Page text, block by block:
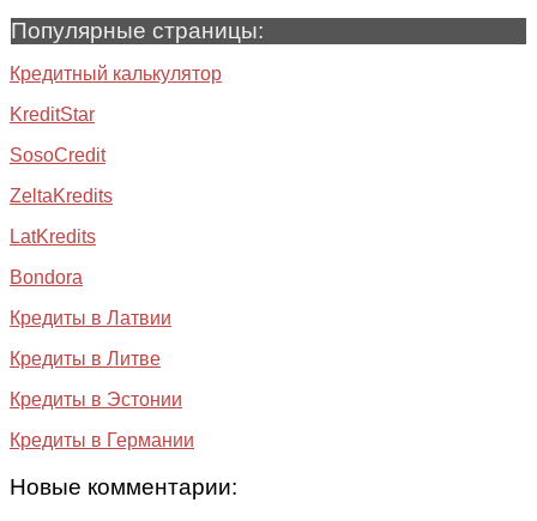
Популярные страницы:
Кредитный калькулятор
KreditStar
SosoCredit
ZeltaKredits
LatKredits
Bondora
Кредиты в Латвии
Кредиты в Литве
Кредиты в Эстонии
Кредиты в Германии
Новые комментарии: